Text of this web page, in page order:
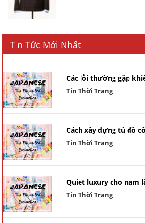
Tin Tức Mới Nhất
Các lỗi thường gặp
Tin Thời Trang
Cách xây dựng tủ đồ
Tin Thời Trang
Quiet luxury cho nam
Tin Thời Trang